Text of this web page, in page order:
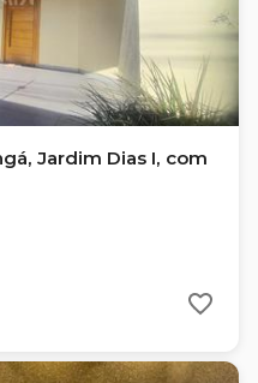
Jardim Dias I, com